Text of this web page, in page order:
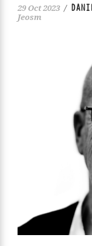
29 Oct 2023 /
Jeosm